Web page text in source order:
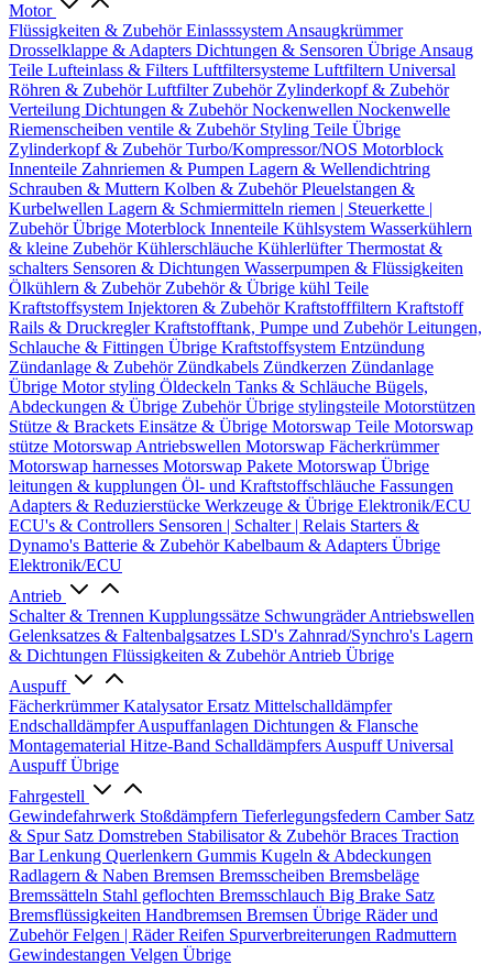
Motor
Flüssigkeiten & ZubehörEinlasssystem Ansaugkrümmer
Drosselklappe & Adapters Dichtungen & Sensoren Übrige Ansaug
Teile Lufteinlass & Filters Luftfiltersysteme Luftfiltern Universal
Röhren & ZubehörLuftfilter Zubehör Zylinderkopf & Zubehör
Verteilung Dichtungen & ZubehörNockenwellen Nockenwelle
Riemenscheiben ventile & Zubehör Styling Teile Übrige
Zylinderkopf & ZubehörTurbo/Kompressor/NOS Motorblock
Innenteile Zahnriemen & Pumpen Lagern & Wellendichtring
Schrauben & Muttern Kolben & ZubehörPleuelstangen &
Kurbelwellen Lagern & Schmiermitteln riemen | Steuerkette |
ZubehörÜbrige Moterblock Innenteile Kühlsystem Wasserkühlern
& kleine ZubehörKühlerschläuche KühlerlüfterThermostat &
schalters Sensoren & Dichtungen Wasserpumpen & Flüssigkeiten
Ölkühlern & Zubehör Zubehör & Übrige kühl Teile
Kraftstoffsystem Injektoren & ZubehörKraftstofffiltern Kraftstoff
Rails & DruckreglerKraftstofftank, Pumpe und ZubehörLeitungen,
Schlauche & Fittingen Übrige Kraftstoffsystem Entzündung
Zündanlage & Zubehör Zündkabels Zündkerzen Zündanlage
Übrige Motor styling Öldeckeln Tanks & Schläuche Bügels,
Abdeckungen & Übrige ZubehörÜbrige stylingsteile Motorstützen
Stütze & Brackets Einsätze & Übrige Motorswap Teile Motorswap
stütze Motorswap Antriebswellen Motorswap Fächerkrümmer
Motorswap harnesses Motorswap Pakete Motorswap Übrige
leitungen & kupplungen Öl- und Kraftstoffschläuche Fassungen
Adapters & Reduzierstücke Werkzeuge & Übrige Elektronik/ECU
ECU's & Controllers Sensoren | Schalter | Relais Starters &
Dynamo's Batterie & ZubehörKabelbaum & Adapters Übrige
Elektronik/ECU
Antrieb
Schalter & Trennen Kupplungssätze SchwungräderAntriebswellen
Gelenksatzes & Faltenbalgsatzes LSD's Zahnrad/Synchro's Lagern
& Dichtungen Flüssigkeiten & ZubehörAntrieb Übrige
Auspuff
FächerkrümmerKatalysator Ersatz Mittelschalldämpfer
EndschalldämpferAuspuffanlagen Dichtungen & Flansche
Montagematerial Hitze-Band Schalldämpfers Auspuff Universal
Auspuff Übrige
Fahrgestell
Gewindefahrwerk Stoßdämpfern Tieferlegungsfedern Camber Satz
& Spur Satz Domstreben Stabilisator & ZubehörBraces Traction
BarLenkung Querlenkern Gummis Kugeln & Abdeckungen
Radlagern & Naben Bremsen Bremsscheiben Bremsbeläge
Bremssätteln Stahl geflochten Bremsschlauch Big Brake Satz
Bremsflüssigkeiten Handbremsen Bremsen Übrige Räder und
ZubehörFelgen | RäderReifen Spurverbreiterungen Radmuttern
Gewindestangen Velgen Übrige